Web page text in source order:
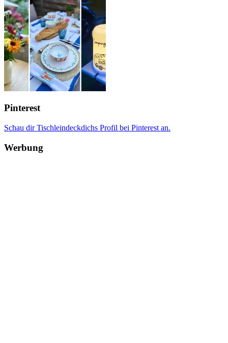
Pinterest
Schau dir Tischleindeckdichs Profil bei Pinterest an.
Werbung